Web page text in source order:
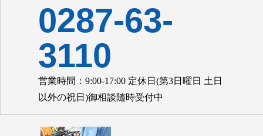
0287-63-
3110
営業時間：9:00-17:00 定休日(第3日曜日 土日
以外の祝日)御相談随時受付中